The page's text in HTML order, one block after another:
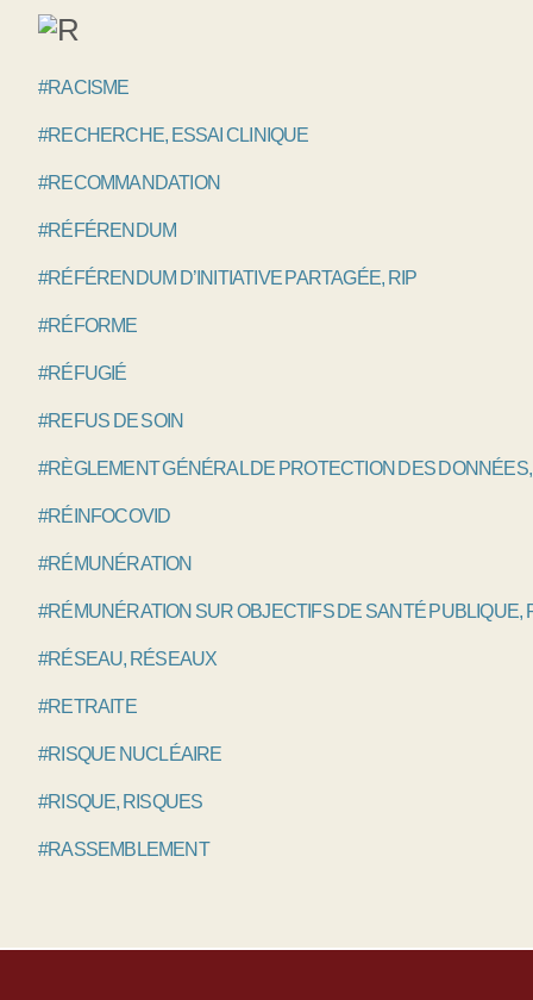
#RACISME
#RECHERCHE, ESSAI CLINIQUE
#RECOMMANDATION
#RÉFÉRENDUM
#RÉFÉRENDUM D’INITIATIVE PARTAGÉE, RIP
#RÉFORME
#RÉFUGIÉ
#REFUS DE SOIN
#RÈGLEMENT GÉNÉRAL DE PROTECTION DES
#RÉINFOCOVID
#RÉMUNÉRATION
#RÉMUNÉRATION SUR OBJECTIFS DE SANTÉ PUBLIQUE,
#RÉSEAU, RÉSEAUX
#RETRAITE
#RISQUE NUCLÉAIRE
#RISQUE, RISQUES
#RASSEMBLEMENT